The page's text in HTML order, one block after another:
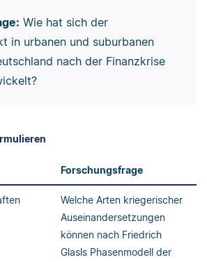
Wie hat sich der
in urbanen und suburbanen
nach der Finanzkrise
Forschungsfrage
Welche Arten kriegerischer
Auseinandersetzungen
können nach Friedrich
Glasls Phasenmodell der